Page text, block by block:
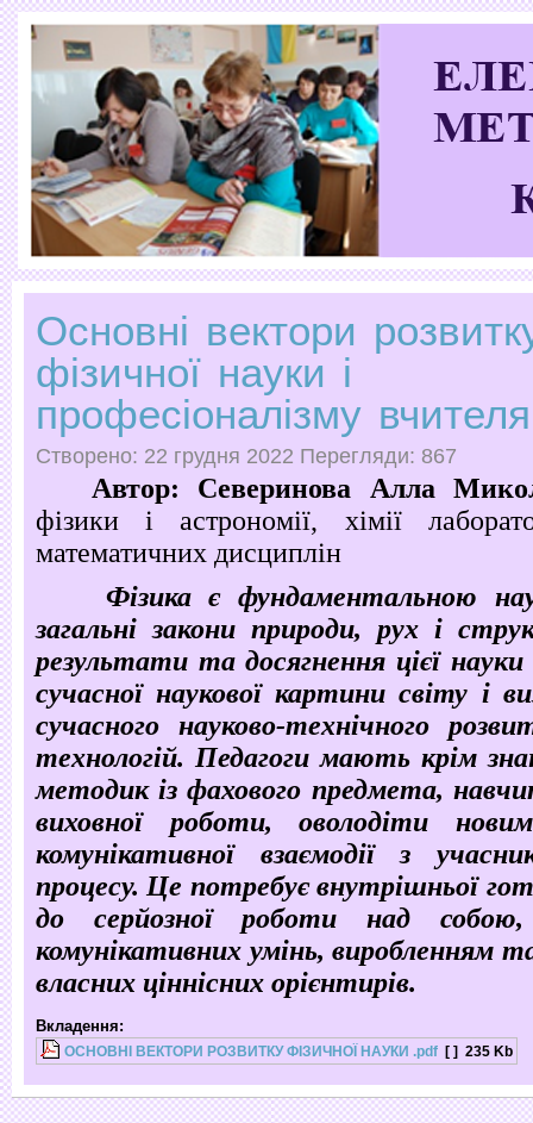
Основні вектори
фізичної науки і
професіоналізму вчителя
Створено: 22 грудня 2022 Перегляди: 867
Автор: Северинова Алла
фізики і астрономії, хімії
математичних дисциплін
Фізика є фундаментальною
загальні закони природи, рух і
результати та досягнення цієї
сучасної наукової картини світу і
сучасного науково-технічного
технологій. Педагоги мають крім
методик із фахового предмета,
виховної роботи, оволодіти
комунікативної взаємодії з
процесу. Це потребує внутрішньої
до серйозної роботи над собою,
комунікативних умінь, виробленням
власних ціннісних орієнтирів.
Вкладення:
ОСНОВНІ ВЕКТОРИ РОЗВИТКУ ФІЗИЧНОЇ НАУКИ .pdf [ ] 235 Kb